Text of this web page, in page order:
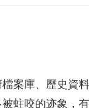
案庫、歷史資
蛀咬的迹象，